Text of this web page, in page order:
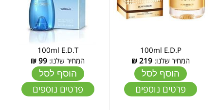
100ml E.D.P
המחיר שלנו: 219
₪
הוסף לסל
פרטים נוספים
100ml E.D.T
המחיר שלנו: 99
₪
הוסף לסל
פרטים נוספים